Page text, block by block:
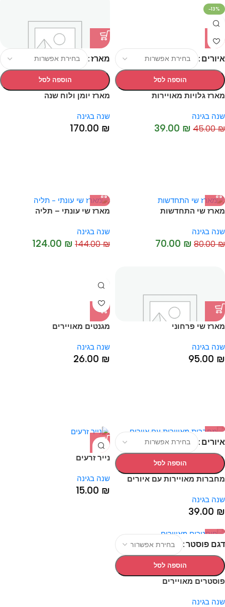
-13%
איורים
הוספה לסל
מארז גלויות מאויירות
שנה בגינה
45.00₪
39.00 ₪
מארז
הוספה לסל
מארז יומן ולוח שנה
שנה בגינה
170.00 ₪
-13%
מארז שי התחדשות
שנה בגינה
80.00₪
70.00 ₪
-14%
מארז שי עונתי – תליה
שנה בגינה
144.00₪
124.00 ₪
מארז שי פרחוני
שנה בגינה
95.00 ₪
מגנטים מאויירים
שנה בגינה
26.00 ₪
איורים
הוספה לסל
מחברות מאויירות עם איורים
שנה בגינה
39.00 ₪
נייר זרעים
שנה בגינה
15.00 ₪
דגם פוסטר
הוספה לסל
פוסטרים מאויירים
שנה בגינה